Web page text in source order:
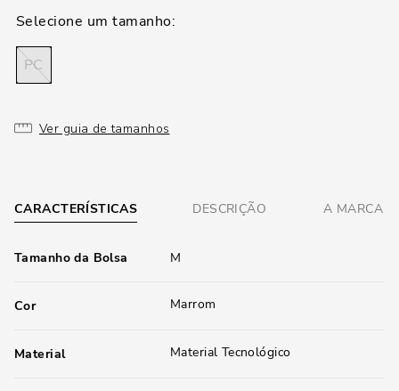
PC
Ver guia de tamanhos
CARACTERÍSTICAS DESCRIÇÃO A MARCA
Tamanho da Bolsa M
Cor Marrom
Material Material Tecnológico